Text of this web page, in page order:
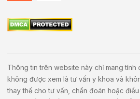
Thông tin trên website này chỉ mang tính
không được xem là tư vấn y khoa và
thay thế cho tư vấn, chẩn đoán hoặc